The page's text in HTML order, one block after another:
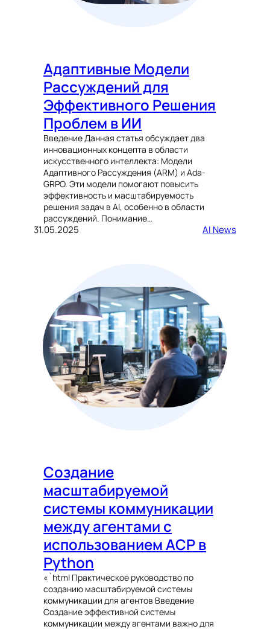
Адаптивные Модели
Рассуждений для
Эффективного Решения
Проблем в ИИ
Введение Данная статья обсуждает два
инновационных концепта в области
искусственного интеллекта: Модели
Адаптивного Рассуждения (ARM) и Ada-
GRPO. Эти модели помогают повысить
эффективность и масштабируемость
решения задач в AI, особенно в области
рассуждений. Понимание…
31.05.2025 AI News
Создание
масштабируемой
системы коммуникации
между агентами с
использованием ACP в
Python
«`html Практическое руководство по
созданию масштабируемой системы
коммуникации для агентов Введение
Создание эффективной системы
коммуникации между агентами важно для